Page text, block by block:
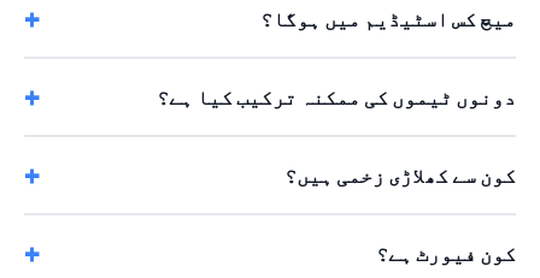
میچ کس اسٹیڈیم میں ہوگا؟
دونوں ٹیموں کی ممکنہ ترکیب کیا ہے؟
کون سے کھلاڑی زخمی ہیں؟
کون فیورٹ ہے؟